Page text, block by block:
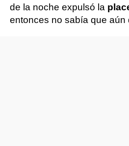
de la noche expulsó la
entonces no sabía que aún